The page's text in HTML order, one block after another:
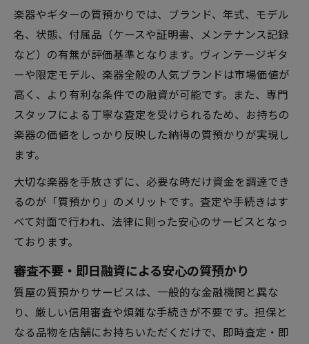
楽器やギターの質預かりでは、ブランド、年式、モデル
名、状態、付属品（ケースや証明書、メンテナンス記録
など）の有無が評価基準となります。ヴィンテージギタ
ーや限定モデル、楽器全般の人気ブランドは市場価値が
高く、より有利な条件での融資が可能です。また、専門
スタッフによる丁寧な査定を受けられるため、お持ちの
楽器の価値をしっかり反映した納得の質預かりが実現し
ます。
大切な楽器を手放さずに、必要な時だけ資金を調達でき
るのが「質預かり」のメリットです。査定や手続きはす
べて対面で行われ、法律に則った安心のサービスとなっ
ております。
審査不要・即日融資による安心の質預かり
質屋の質預かりサービスは、一般的な金融機関と異な
り、厳しい信用審査や煩雑な手続きが不要です。担保と
なる品物を店舗にお持ちいただくだけで、即時査定・即